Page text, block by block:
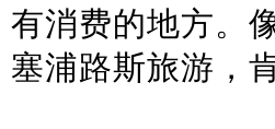
有消费的地方。
塞浦路斯旅游，